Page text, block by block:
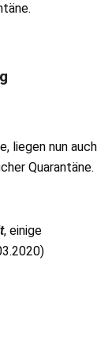
liegen nun auch
Quarantäne.
, einige